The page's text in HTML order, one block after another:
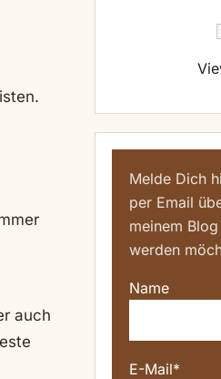
auch
Melde Dich
per Email
meinem
werden
Name
E-Mail*